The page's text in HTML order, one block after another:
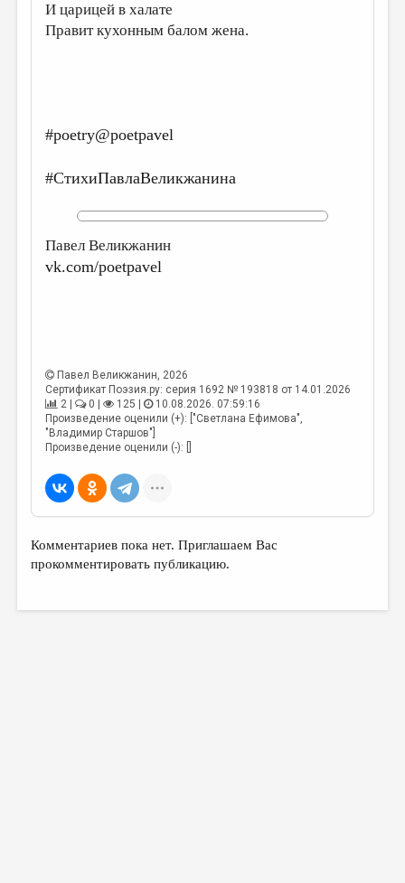
РЕДКОЛЛЕГИЯ
ЛИТЕРАТУРОВЕДЕНИЕ
КУЛЬТУРОВЕДЕНИЕ
РЕЦЕНЗИРОВАНИЕ
ЦИКЛЫ ПУБЛИКАЦИЙ
И царицей в халате
Правит кухонным балом жена.
#poetry@poetpavel
#СтихиПавлаВеликжанина
Павел Великжанин
vk.com/poetpavel
Павел Великжанин, 2026
Сертификат Поэзия.ру: серия 1692 № 193818 от 14.01.2026
2 |
0 | 125 |
10.08.2026. 07:59:16
Произведение оценили (+): ["Светлана Ефимова",
"Владимир Старшов"]
Произведение оценили (-): []
Комментариев пока нет. Приглашаем Вас
прокомментировать публикацию.